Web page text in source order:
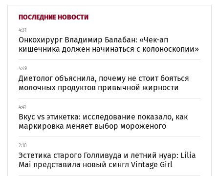
ПОСЛЕДНИЕ НОВОСТИ
4:31
Онкохирург Владимир Балабан: «Чек-ап
кишечника должен начинаться с колоноскопии»
4:49
Диетолог объяснила, почему не стоит бояться
молочных продуктов привычной жирности
4:41
Вкус vs этикетка: исследование показало, как
маркировка меняет выбор мороженого
2:10
Эстетика старого Голливуда и летний нуар: Lilia
Mai представила новый сингл Vintage Girl